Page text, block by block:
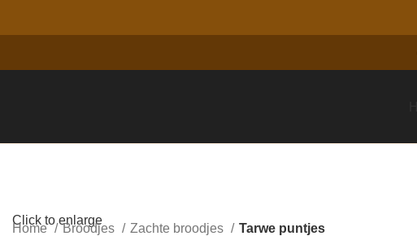
Click to enlarge
Home Broodjes Zachte broodjes
Tarwe puntjes